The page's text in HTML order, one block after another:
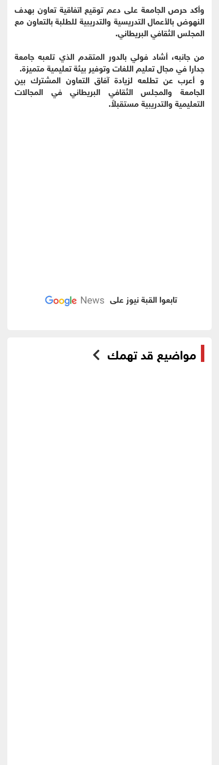
وأكد حرص الجامعة على دعم توقيع اتفاقية تعاون بهدف
النهوض بالأعمال التدريسية والتدريبية للطلبة بالتعاون مع
المجلس الثقافي البريطاني.
من جانبه، أشاد فولي بالدور المتقدم الذي تلعبه جامعة
جدارا في مجال تعليم اللغات وتوفير بيئة تعليمية متميزة.
و أعرب عن تطلعه لزيادة آفاق التعاون المشترك بين
الجامعة والمجلس الثقافي البريطاني في المجالات
التعليمية والتدريبية مستقبلاً.
تابعوا القبة نيوز على
مواضيع قد تهمك